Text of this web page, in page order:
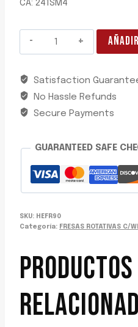
CA: 241SM4
FRESA
METALICA
SM-
4MMDC
9.5X16
cantidad
Satisfaction
No Hassle Refunds
Secure Payments
GUARANTEED SAFE
SKU: HEFR90
Categoría: FRESAS ROTATIVAS C/
PRODUCTOS